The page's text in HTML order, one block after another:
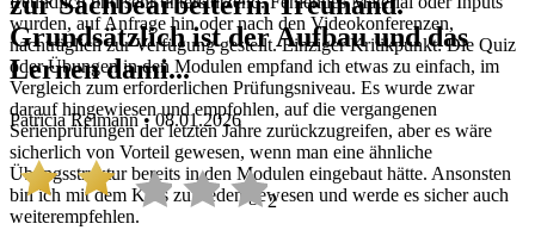
wurden, auf Anfrage hin oder nach den Videokonferenzen,
nachträglich zur Verfügung gestellt. Einziger Kritikpunkt: Die Quiz
oder Übungen in den Modulen empfand ich etwas zu einfach, im
Vergleich zum erforderlichen Prüfungsniveau. Es wurde zwar
darauf hingewiesen und empfohlen, auf die vergangenen
Serienprüfungen der letzten Jahre zurückzugreifen, aber es wäre
sicherlich von Vorteil gewesen, wenn man eine ähnliche
Übungsstruktur bereits in den Modulen eingebaut hätte. Ansonsten
bin ich mit dem Kurs zufrieden gewesen und werde es sicher auch
weiterempfehlen.
Grundsätzlich ist der Aufbau und das
Lernen dami...
Patricia Reimann • 08.01.2026
2